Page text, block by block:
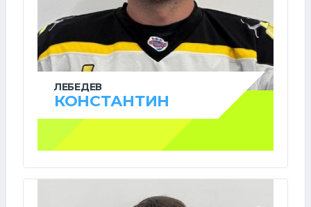
ЛЕБЕДЕВ
КОНСТАНТИН